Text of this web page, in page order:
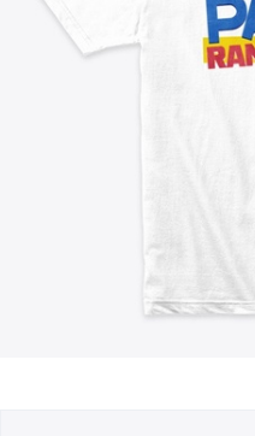
Venda